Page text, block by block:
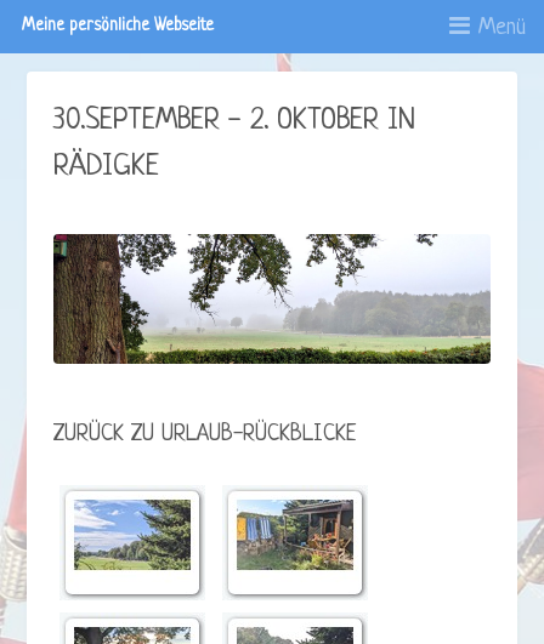
Meine persönliche Webseite Menü
30.SEPTEMBER - 2. OKTOBER IN
RÄDIGKE
ZURÜCK ZU URLAUB-RÜCKBLICKE